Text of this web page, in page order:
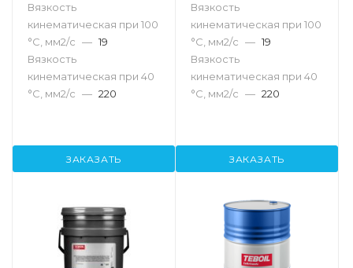
Вязкость
кинематическая при 100
°С, мм2/с — 19
Вязкость
кинематическая при 40
°С, мм2/с — 220
ЗАКАЗАТЬ
Вязкость
кинематическая при 100
°С, мм2/с — 19
Вязкость
кинематическая при 40
°С, мм2/с — 220
ЗАКАЗАТЬ